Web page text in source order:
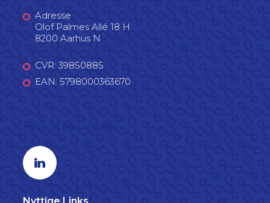
Adresse
Olof Palmes Allé 18 H
8200 Aarhus N
CVR: 39850885
EAN: 5798000363670
Linkedin profil
Nyttige Links